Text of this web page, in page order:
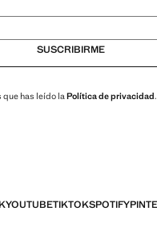
SUSCRIBIRME
has leído laPolítica de privacidad.
YOUTUBETIKTOKSPOTIFY